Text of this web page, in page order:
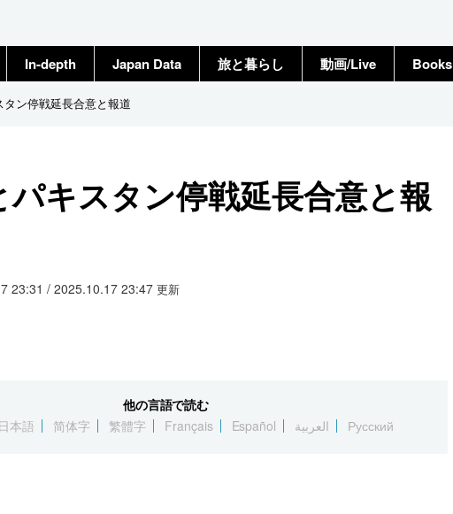
In-depth Japan Data 旅と暮らし 動画/Live Books
ン停戦延長合意と報道
キスタン停戦延長合意と報
23:31 / 2025.10.17 23:47 更新
他の言語で読む
日本語 简体字 繁體字 Français Español العربية Русский